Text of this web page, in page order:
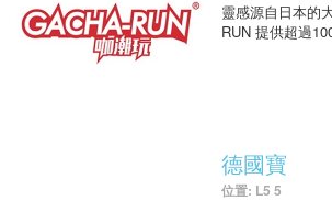
靈感源自日本的
RUN 提供超過
德國寶
位置: L5 5